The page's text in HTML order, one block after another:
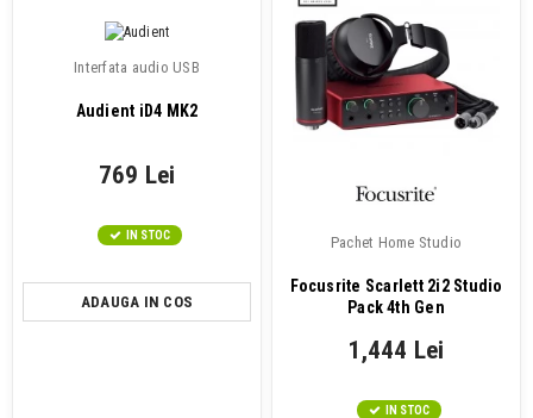
Interfata audio USB
Audient iD4 MK2
769 Lei
IN STOC
ADAUGA IN COS
Pachet Home Studio
Focusrite Scarlett 2i2 Studio
Pack 4th Gen
1,444 Lei
IN STOC